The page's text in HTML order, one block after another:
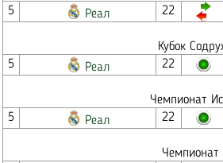
5
Реал 22
Кубок
5
Реал 22
Чемпионат
5
Реал 22